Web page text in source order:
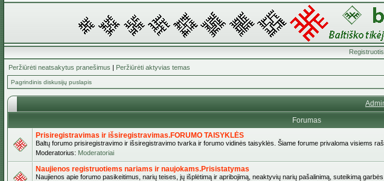
Registruotis
Peržiūrėti neatsakytus pranešimus | Peržiūrėti aktyvias temas
Pagrindinis diskusijų puslapis
Forumas
Prisiregistravimas ir išsiregistravimas.FORUMO TAISYKLĖS
Baltų forumo prisiregistravimo ir išsiregistravimo tvarka ir forumo vidinės taisyklės. Šiame forume privaloma visiems
Moderatorius: Moderatoriai
Naujienos registruotiems nariams ir naujokams.Prisistatymas
Naujienos apie forumo pasikeitimus, narių teises, jų išplėtimą ir apribojimą, neaktyvių narių pašalinimą, suteikimą